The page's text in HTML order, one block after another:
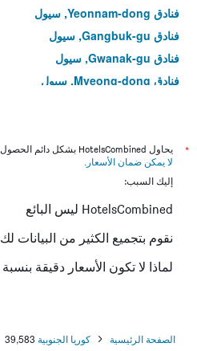
فنادق Yeonnam-dong, سيول
فنادق Gangbuk-gu, سيول
فنادق Gwanak-gu, سيول
فنادق Myeong-dong, سيول
فنادق Bangi-dong, سيول
فنادق Gwangjin-gu, سيول
فنادق Gahoe-dong, سيول
فنادق Junggok-dong, سيول
فنادق Seongnae-dong, سيول
*
يحاول HotelsCombined بشكل دائم الحصول على الأسعار الدقيقة، ولكن
لا يمكن ضمان الأسعار .
إليك السبب:
HotelsCombined ليس البائع
نقوم بتجميع الكثير من البيانات لك
لماذا لا تكون الأسعار دقيقة بنسبة 100٪؟
الصفحة الرئيسية كوريا الجنوبية 39,583